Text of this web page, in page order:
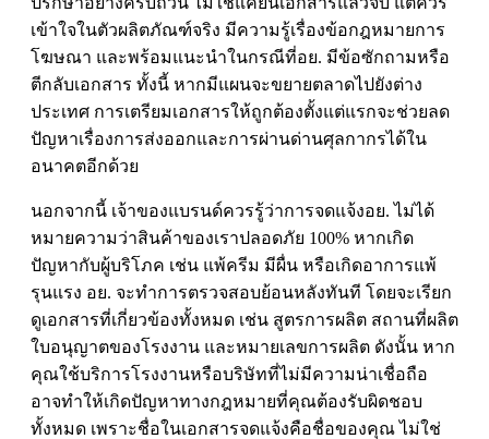
เข้าใจในตัวผลิตภัณฑ์จริง มีความรู้เรื่องข้อกฎหมายการ
โฆษณา และพร้อมแนะนำในกรณีที่อย. มีข้อซักถามหรือ
ตีกลับเอกสาร ทั้งนี้ หากมีแผนจะขยายตลาดไปยังต่าง
ประเทศ การเตรียมเอกสารให้ถูกต้องตั้งแต่แรกจะช่วยลด
ปัญหาเรื่องการส่งออกและการผ่านด่านศุลกากรได้ใน
อนาคตอีกด้วย
นอกจากนี้ เจ้าของแบรนด์ควรรู้ว่าการจดแจ้งอย. ไม่ได้
หมายความว่าสินค้าของเราปลอดภัย 100% หากเกิด
ปัญหากับผู้บริโภค เช่น แพ้ครีม มีผื่น หรือเกิดอาการแพ้
รุนแรง อย. จะทำการตรวจสอบย้อนหลังทันที โดยจะเรียก
ดูเอกสารที่เกี่ยวข้องทั้งหมด เช่น สูตรการผลิต สถานที่ผลิต
ใบอนุญาตของโรงงาน และหมายเลขการผลิต ดังนั้น หาก
คุณใช้บริการโรงงานหรือบริษัทที่ไม่มีความน่าเชื่อถือ
อาจทำให้เกิดปัญหาทางกฎหมายที่คุณต้องรับผิดชอบ
ทั้งหมด เพราะชื่อในเอกสารจดแจ้งคือชื่อของคุณ ไม่ใช่